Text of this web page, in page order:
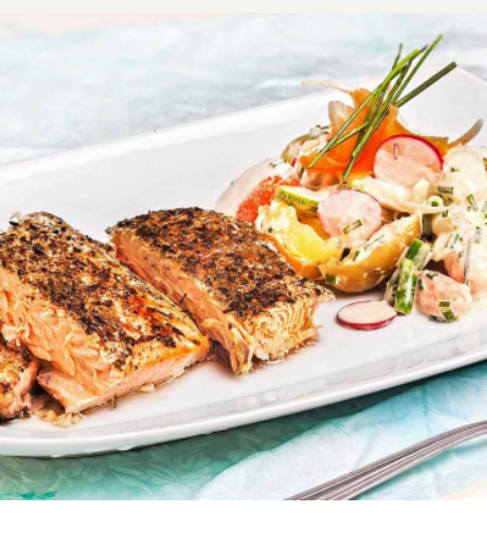
Σολομός ψητός με λαχανικά και
σάλτσα ταρτάρ
Ζουμερός σολομός ψητός στο φούρνο ή στο τηγάνι,
με λαχανικά και ελαφριά σάλτσα ταρτάρ. Ιδανική,
θρεπτική επιλογή για υγιεινό γεύμα.
Εύκολη 0:40
5 μερίδες 20 λεπτά 20 λεπτά